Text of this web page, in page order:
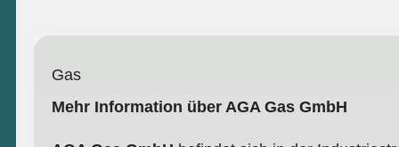
Gas
Mehr Information über AGA Gas GmbH